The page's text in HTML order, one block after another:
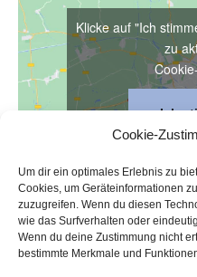
Cookie-
Um dir ein optimales Erlebnis zu
Cookies, um Geräteinformationen
zuzugreifen. Wenn du diesen
wie das Surfverhalten oder
Wenn du deine Zustimmung nicht
bestimmte Merkmale und
VERANSTALTUNGSORT
Klicke auf "Ich
zu
Ich